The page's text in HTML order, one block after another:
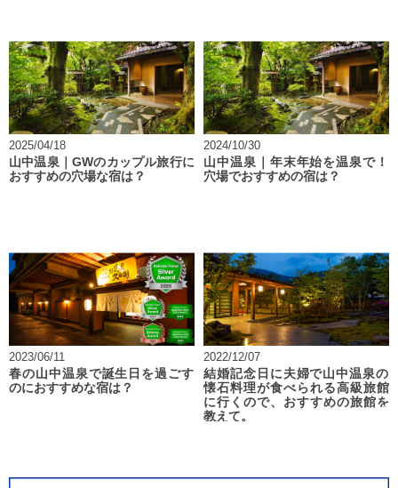
2025/04/18
山中温泉｜GWのカップル旅行に
おすすめの穴場な宿は？
2024/10/30
山中温泉｜年末年始を温泉で！
穴場でおすすめの宿は？
2023/06/11
春の山中温泉で誕生日を過ごす
のにおすすめな宿は？
2022/12/07
結婚記念日に夫婦で山中温泉の
懐石料理が食べられる高級旅館
に行くので、おすすめの旅館を
教えて。